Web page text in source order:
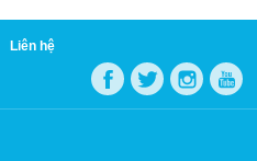
Liên hệ